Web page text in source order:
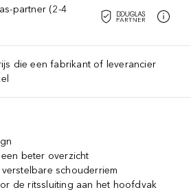
partner (2-4
die een fabrikant of leverancier
beter overzicht
schouderriem
de ritssluiting aan het hoofdvak